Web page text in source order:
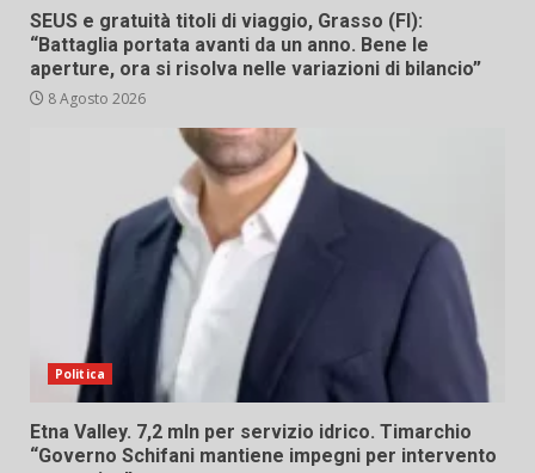
SEUS e gratuità titoli di viaggio, Grasso (FI):
“Battaglia portata avanti da un anno. Bene le
aperture, ora si risolva nelle variazioni di bilancio”
8 Agosto 2026
Politica
Etna Valley. 7,2 mln per servizio idrico. Timarchio
“Governo Schifani mantiene impegni per intervento